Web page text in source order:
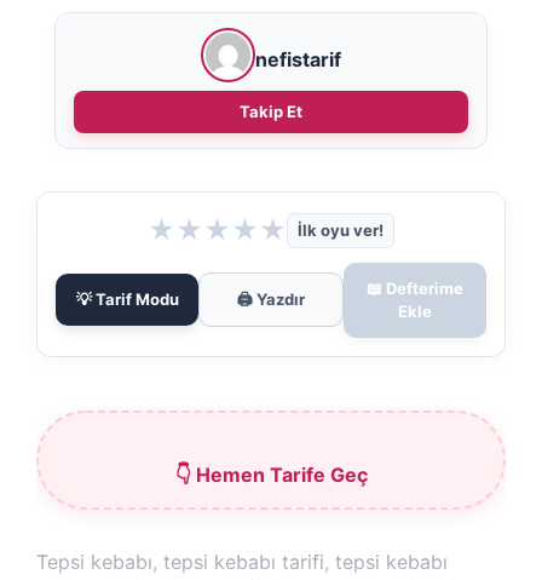
nefistarif
Takip Et
★ ★ ★ ★ ★ İlk oyu ver!
💡 Tarif Modu 🖨️ Yazdır
📖 Defterime
Ekle
👇 Hemen Tarife Geç
Tepsi kebabı, tepsi kebabı tarifi, tepsi kebabı